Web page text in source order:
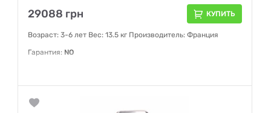
29088 грн КУПИТЬ
Возраст: 3-6 лет Вес: 13.5 кг Производитель: Франция
Гарантия: NO